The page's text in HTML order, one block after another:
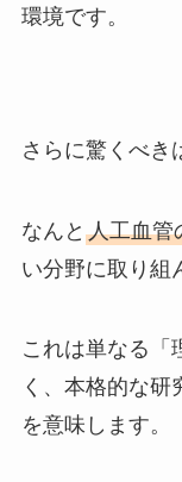
環境です。
さらに驚くべき
なんと 人工血管
い分野に取り組
これは単なる「
く、本格的な研
を意味します。